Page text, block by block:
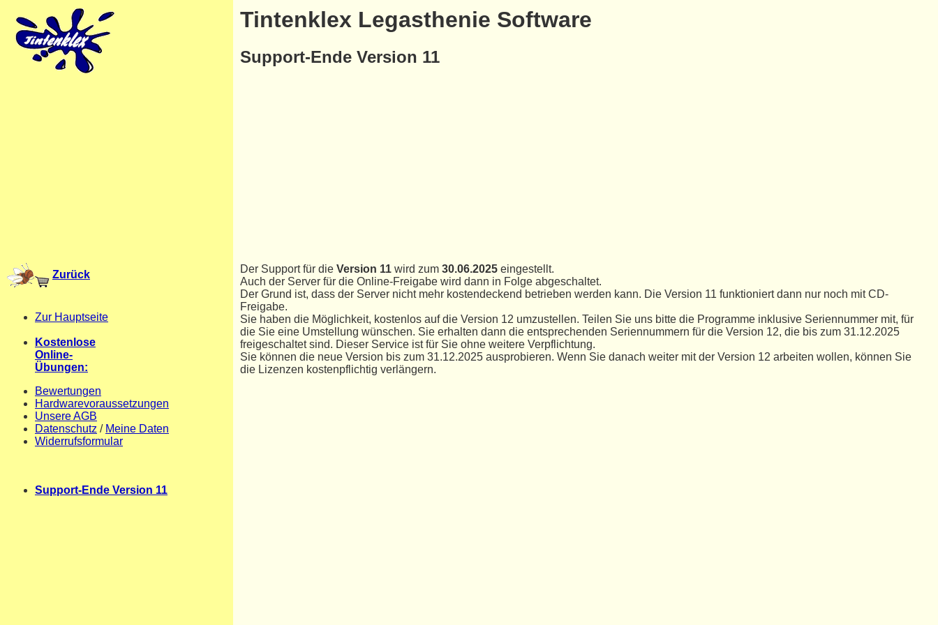
Tintenklex Legasthenie Software
Support-Ende Version 11
Zurück
Zur Hauptseite
Kostenlose
Online-
Übungen:
Bewertungen
Hardwarevoraussetzungen
Unsere AGB
Datenschutz / Meine Daten
Widerrufsformular
Support-Ende Version 11
Der Support für die Version 11 wird zum 30.06.2025 eingestellt.
Auch der Server für die Online-Freigabe wird dann in Folge abgeschaltet.
Der Grund ist, dass der Server nicht mehr kostendeckend betrieben werden kann. Die Version 11 funktioniert dann nur noch mit CD-
Freigabe.
Sie haben die Möglichkeit, kostenlos auf die Version 12 umzustellen. Teilen Sie uns bitte die Programme inklusive Seriennummer mit, für
die Sie eine Umstellung wünschen. Sie erhalten dann die entsprechenden Seriennummern für die Version 12, die bis zum 31.12.2025
freigeschaltet sind. Dieser Service ist für Sie ohne weitere Verpflichtung.
Sie können die neue Version bis zum 31.12.2025 ausprobieren. Wenn Sie danach weiter mit der Version 12 arbeiten wollen, können Sie
die Lizenzen kostenpflichtig verlängern.